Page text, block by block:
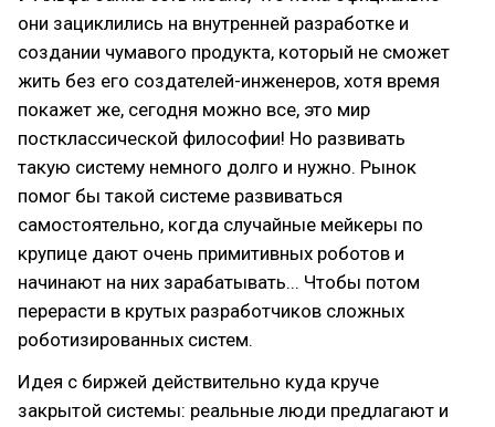
они зациклились на внутренней разработке и
создании чумавого продукта, который не сможет
жить без его создателей-инженеров, хотя время
покажет же, сегодня можно все, это мир
постклассической философии! Но развивать
такую систему немного долго и нужно. Рынок
помог бы такой системе развиваться
самостоятельно, когда случайные мейкеры по
крупице дают очень примитивных роботов и
начинают на них зарабатывать... Чтобы потом
перерасти в крутых разработчиков сложных
роботизированных систем.
Идея с биржей действительно куда круче
закрытой системы: реальные люди предлагают и